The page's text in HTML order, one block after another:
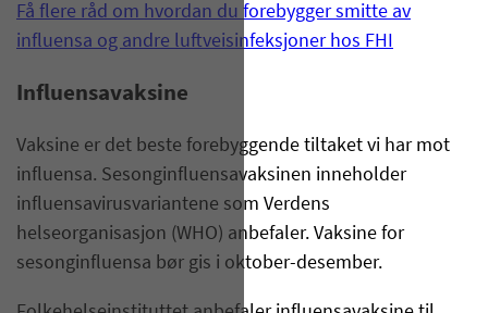
Få flere råd om hvordan du forebygger smitte av
influensa og andre luftveisinfeksjoner hos FHI
Influensavaksine
Vaksine er det beste forebyggende tiltaket vi har mot
influensa. Sesonginfluensavaksinen inneholder
influensavirusvariantene som Verdens
helseorganisasjon (WHO) anbefaler. Vaksine for
sesonginfluensa bør gis i oktober-desember.